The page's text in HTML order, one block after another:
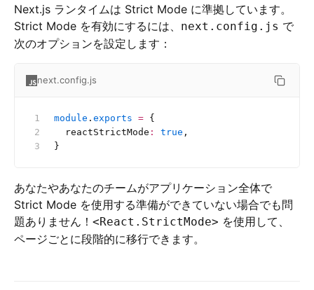
Next.js ランタイムは Strict Mode に準拠しています。
Strict Mode を有効にするには、 next.config.js で
次のオプションを設定します：
next.config.js
module . exports = {
  reactStrictMode
: true ,
}
あなたやあなたのチームがアプリケーション全体で
Strict Mode を使用する準備ができていない場合でも問
題ありません！ <React.StrictMode> を使用して、
ページごとに段階的に移行できます。